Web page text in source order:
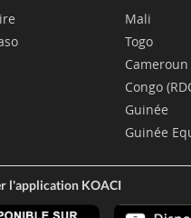
Mali
Togo
Cameroun
Congo
Guinée
Guinée
l'application KOACI